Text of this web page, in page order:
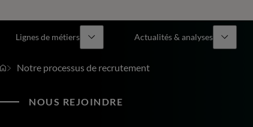
Lignes de métiers Actualités & analyses
Notre processus de recrutement
NOUS REJOINDRE